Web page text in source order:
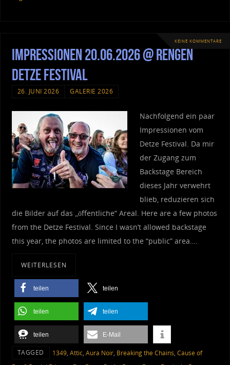
KEINE KOMMENTARE
Impressionen 20.06.2026 @ Rengen
Detze Festival
26. JUNI 2026 GALERIE 2026
Nachfolgend ein paar
Impressionen vom
Detze Festival. Da mir
der Zugang zum
Backstage Bereich
dieses Jahr verwehrt
blieb, reduzieren sich
die Bilder auf das „öffentliche“ Areal. Here are a few photos
from the Detze Festival. Since I wasn’t allowed backstage
this year, the photos are limited to the “public” area….
WEITERLESEN
teilen teilen
teilen teilen
teilen E-Mail
TAGGED 1349, Attic, Aura Noir, Breaking the Chains, Cause of